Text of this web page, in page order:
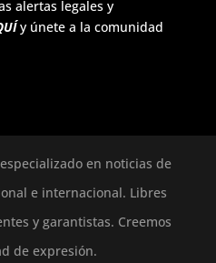
alertas legales y
y únete a la comunidad
en noticias de
e internacional. Libres
y garantistas. Creemos
de expresión.